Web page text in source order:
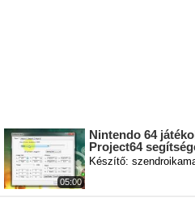
05:00
Nintendo 64
Project64
Készítő: